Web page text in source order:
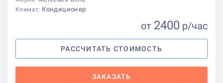
Климат: Кондиционер
от 2400 р/час
РАССЧИТАТЬ СТОИМОСТЬ
ЗАКАЗАТЬ